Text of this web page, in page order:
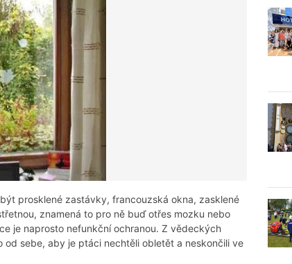
prosklené zastávky, francouzská okna, zasklené
znamená to pro ně buď otřes mozku nebo
je naprosto nefunkční ochranou. Z vědeckých
sebe, aby je ptáci nechtěli obletět a neskončili ve